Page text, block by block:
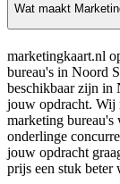
Wat maakt
marketingkaart.nl
bureau's in Noord
beschikbaar zijn in
jouw opdracht. Wij
marketing bureau's
onderlinge
jouw opdracht
prijs een stuk